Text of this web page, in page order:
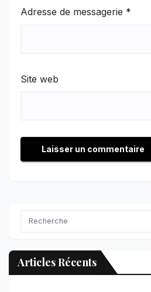
Adresse de messagerie *
Site web
Articles Récents